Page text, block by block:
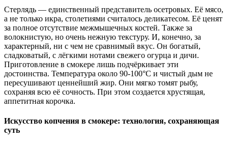
Стерлядь — единственный представитель осетровых. Её мясо,
а не только икра, столетиями считалось деликатесом. Её ценят
за полное отсутствие межмышечных костей. Также за
волокнистую, но очень нежную текстуру. И, конечно, за
характерный, ни с чем не сравнимый вкус. Он богатый,
сладковатый, с лёгкими нотами свежего огурца и дичи.
Приготовление в смокере лишь подчёркивает эти
достоинства. Температура около 90-100°C и чистый дым не
пересушивают ценнейший жир. Они мягко томят рыбу,
сохраняя всю её сочность. При этом создается хрустящая,
аппетитная корочка.
Искусство копчения в смокере: технология, сохраняющая
суть